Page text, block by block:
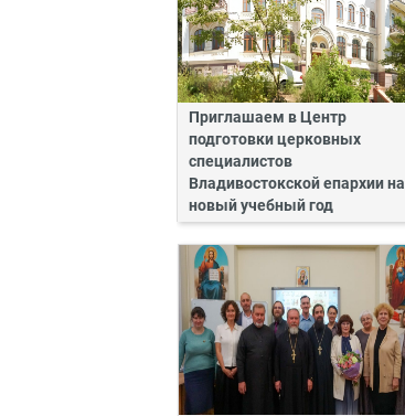
Приглашаем в Центр
подготовки церковных
специалистов
Владивостокской епархии на
новый учебный год